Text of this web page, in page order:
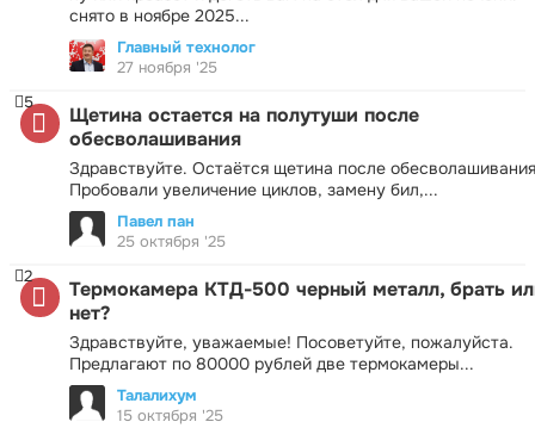
снято в ноябре 2025...
Главный технолог
27 ноября '25
Щетина остается на полутуши после
обесволашивания
Здравствуйте. Остаётся щетина после
Пробовали увеличение циклов, замену бил,...
5
Павел пан
25 октября '25
Термокамера КТД-500 черный металл, брать
нет?
Здравствуйте, уважаемые! Посоветуйте, пожалуйста.
Предлагают по 80000 рублей две термокамеры...
2
Талалихум
15 октября '25